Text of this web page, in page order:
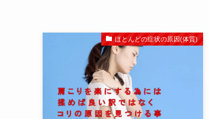
ほとんどの症状の原因(体質)